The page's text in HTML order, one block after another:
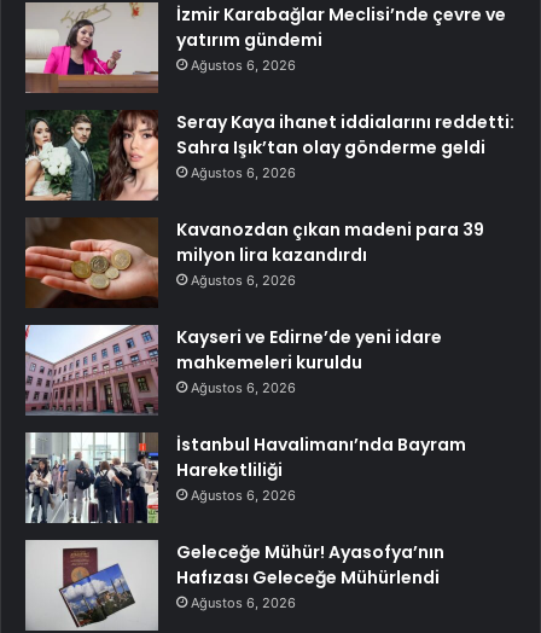
İzmir Karabağlar Meclisi’nde çevre ve
yatırım gündemi
Ağustos 6, 2026
Seray Kaya ihanet iddialarını reddetti:
Sahra Işık’tan olay gönderme geldi
Ağustos 6, 2026
Kavanozdan çıkan madeni para 39
milyon lira kazandırdı
Ağustos 6, 2026
Kayseri ve Edirne’de yeni idare
mahkemeleri kuruldu
Ağustos 6, 2026
İstanbul Havalimanı’nda Bayram
Hareketliliği
Ağustos 6, 2026
Geleceğe Mühür! Ayasofya’nın
Hafızası Geleceğe Mühürlendi
Ağustos 6, 2026